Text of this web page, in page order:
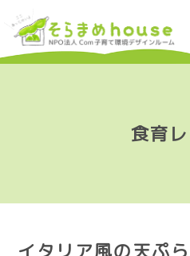
食育
イタリア風の天ぷ